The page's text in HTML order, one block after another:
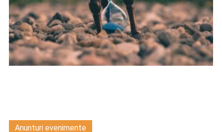
Anunturi evenimente